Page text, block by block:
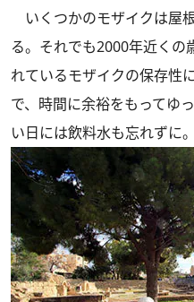
いくつかのモザイクは屋
る。それでも2000年近くの
れているモザイクの保存性
で、時間に余裕をもってゆ
い日には飲料水も忘れずに。